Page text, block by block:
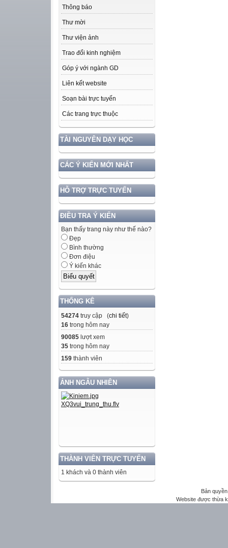
Thông báo
Thư mời
Thư viện ảnh
Trao đổi kinh nghiệm
Góp ý với ngành GD
Liên kết website
Soạn bài trực tuyến
Các trang trực thuộc
TÀI NGUYÊN DẠY HỌC
CÁC Ý KIẾN MỚI NHẤT
HỖ TRỢ TRỰC TUYẾN
ĐIỀU TRA Ý KIẾN
Bạn thấy trang này như thế nào?
Đẹp
Bình thường
Đơn điệu
Ý kiến khác
THỐNG KÊ
54274 truy cập (chi tiết)
16 trong hôm nay
90085 lượt xem
35 trong hôm nay
159 thành viên
ẢNH NGẪU NHIÊN
THÀNH VIÊN TRỰC TUYẾN
1 khách và 0 thành viên
Bản
Website được thừa